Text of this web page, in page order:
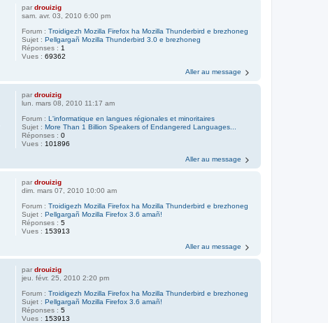
pardrouizig
sam. avr. 03, 2010 6:00 pm
Forum :Troidigezh Mozilla Firefox ha Mozilla Thunderbird e brezhoneg
Sujet :Pellgargañ Mozilla Thunderbird 3.0 e brezhoneg
Réponses : 1
Vues :69362
Aller au message
pardrouizig
lun. mars 08, 2010 11:17 am
Forum :L'informatique en langues régionales et minoritaires
Sujet :More Than 1 Billion Speakers of Endangered Languages...
Réponses :0
Vues : 101896
Aller au message
pardrouizig
dim. mars 07, 2010 10:00 am
Forum :Troidigezh Mozilla Firefox ha Mozilla Thunderbird e brezhoneg
Sujet :Pellgargañ Mozilla Firefox 3.6 amañ!
Réponses :5
Vues : 153913
Aller au message
pardrouizig
jeu. févr. 25, 2010 2:20 pm
Forum :Troidigezh Mozilla Firefox ha Mozilla Thunderbird e brezhoneg
Sujet :Pellgargañ Mozilla Firefox 3.6 amañ!
Réponses :5
Vues : 153913